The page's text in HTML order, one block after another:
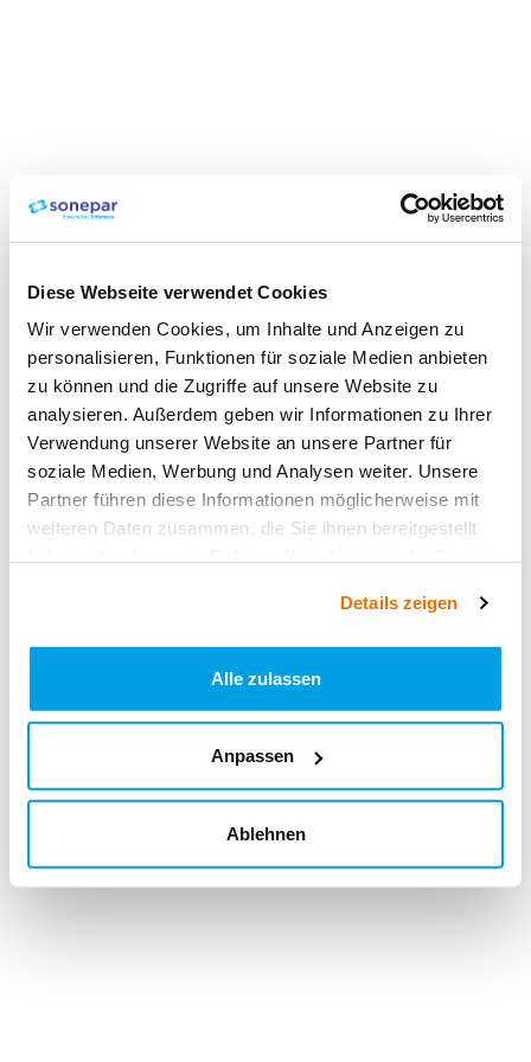
Diese Webseite verwendet Cookies
Wir verwenden Cookies, um Inhalte und Anzeigen zu
personalisieren, Funktionen für soziale Medien anbieten
zu können und die Zugriffe auf unsere Website zu
analysieren. Außerdem geben wir Informationen zu Ihrer
Verwendung unserer Website an unsere Partner für
soziale Medien, Werbung und Analysen weiter. Unsere
Partner führen diese Informationen möglicherweise mit
weiteren Daten zusammen, die Sie ihnen bereitgestellt
Details zeigen
Alle zulassen
Anpassen
Ablehnen